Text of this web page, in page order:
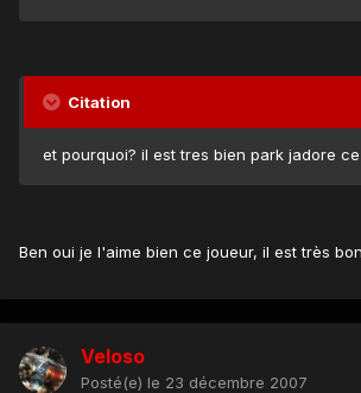
Citation
et pourquoi? il est tres bien park jadore
Ben oui je l'aime bien ce joueur, il est très
Veloso
Posté(e) le 23 décembre 2007